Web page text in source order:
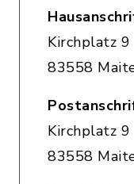
Kirchplatz 9
83558
Kirchplatz 9
83558